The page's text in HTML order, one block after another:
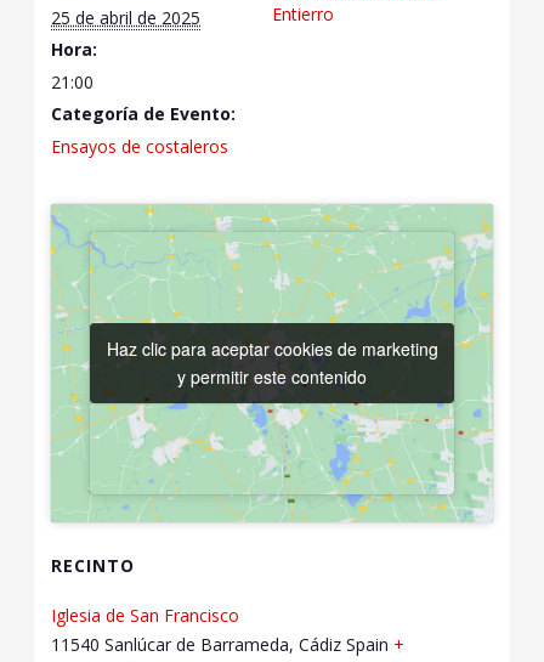
25 de abril de 2025
Hora:
21:00
Categoría de Evento:
Ensayos de costaleros
Entierro
RECINTO
Iglesia de San Francisco
11540 Sanlúcar de Barrameda, Cádiz Spain +
Haz clic para aceptar cookies de marketing
y permitir este contenido
Haz clic para aceptar cookies de marketing
y permitir este contenido